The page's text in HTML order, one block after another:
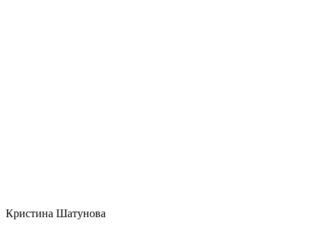
Кристина Шатунова